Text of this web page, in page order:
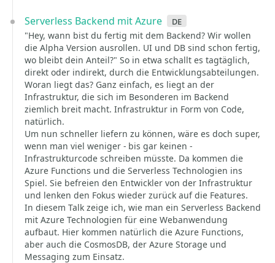
Serverless Backend mit Azure de
"Hey, wann bist du fertig mit dem Backend? Wir wollen
die Alpha Version ausrollen. UI und DB sind schon fertig,
wo bleibt dein Anteil?" So in etwa schallt es tagtäglich,
direkt oder indirekt, durch die Entwicklungsabteilungen.
Woran liegt das? Ganz einfach, es liegt an der
Infrastruktur, die sich im Besonderen im Backend
ziemlich breit macht. Infrastruktur in Form von Code,
natürlich.
Um nun schneller liefern zu können, wäre es doch super,
wenn man viel weniger - bis gar keinen -
Infrastrukturcode schreiben müsste. Da kommen die
Azure Functions und die Serverless Technologien ins
Spiel. Sie befreien den Entwickler von der Infrastruktur
und lenken den Fokus wieder zurück auf die Features.
In diesem Talk zeige ich, wie man ein Serverless Backend
mit Azure Technologien für eine Webanwendung
aufbaut. Hier kommen natürlich die Azure Functions,
aber auch die CosmosDB, der Azure Storage und
Messaging zum Einsatz.